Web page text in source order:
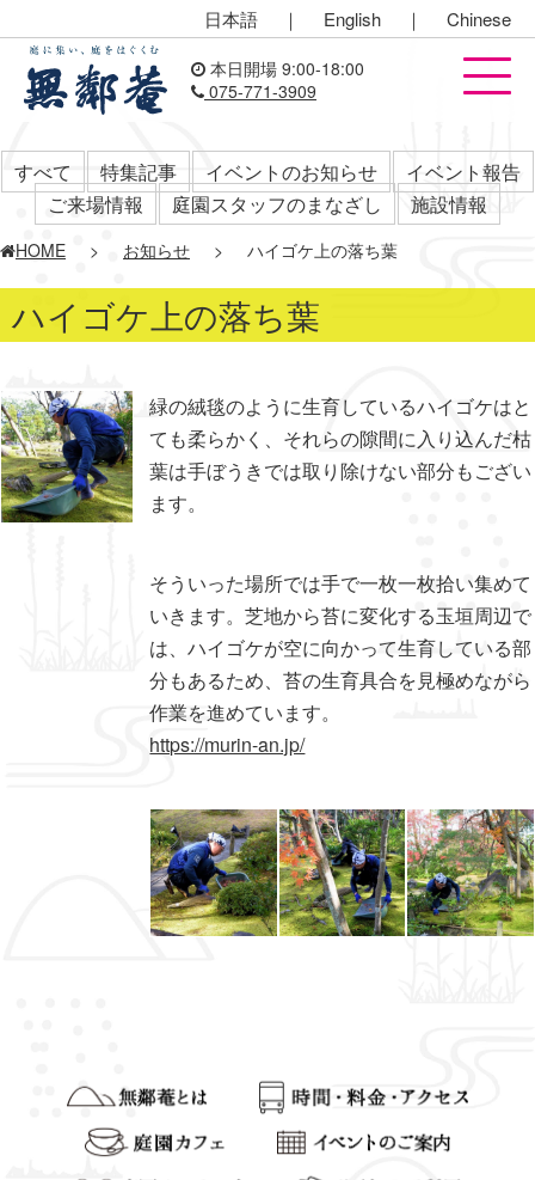
日本語 ｜ English ｜ Chinese
本日開場 9:00-18:00
075-771-3909
すべて 特集記事 イベントのお知らせ
イベント報告
ご来場情報
庭園スタッフのまなざし 施設情報
HOME > お知らせ > ハイゴケ上の落ち葉
ハイゴケ上の落ち葉
緑の絨毯のように生育しているハイゴケはと
ても柔らかく、それらの隙間に入り込んだ枯
葉は手ぼうきでは取り除けない部分もござい
ます。
そういった場所では手で一枚一枚拾い集めて
いきます。芝地から苔に変化する玉垣周辺で
は、ハイゴケが空に向かって生育している部
分もあるため、苔の生育具合を見極めながら
作業を進めています。
https://murin-an.jp/